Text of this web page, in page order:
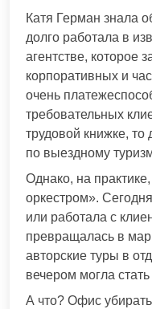
Катя Герман знала
долго работала в
агентстве, которое
корпоративных и
очень
требовательных
трудовой книжке, то
по выездному
Однако, на
оркестром».
или работала с
превращалась в
авторские туры в
вечером могла
А что? Офис